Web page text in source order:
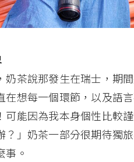
茶說那發生在瑞士，期
想每一個環節，以及語
能因為我本身個性比較
」奶茶一部分很期待獨
事。